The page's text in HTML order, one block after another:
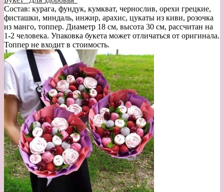
Состав: курага, фундук, кумкват, чернослив, орехи грецкие,
фисташки, миндаль, инжир, арахис, цукаты из киви, розочка
из манго, топпер. Диаметр 18 см, высота 30 см, рассчитан на
1-2 человека. Упаковка букета может отличаться от оригинала.
Топпер не входит в стоимость.